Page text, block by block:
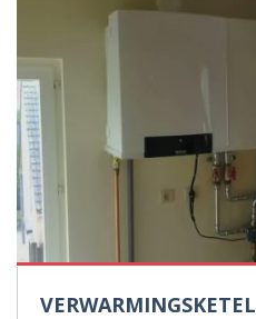
VERWARMINGSKETEL